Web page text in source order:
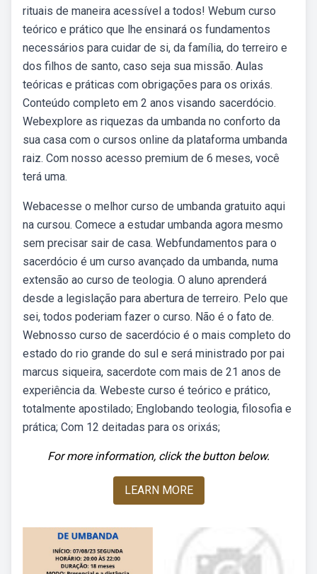
rituais de maneira acessível a todos! Webum curso
teórico e prático que lhe ensinará os fundamentos
necessários para cuidar de si, da família, do terreiro e
dos filhos de santo, caso seja sua missão. Aulas
teóricas e práticas com obrigações para os orixás.
Conteúdo completo em 2 anos visando sacerdócio.
Webexplore as riquezas da umbanda no conforto da
sua casa com o cursos online da plataforma umbanda
raiz. Com nosso acesso premium de 6 meses, você
terá uma.
Webacesse o melhor curso de umbanda gratuito aqui
na cursou. Comece a estudar umbanda agora mesmo
sem precisar sair de casa. Webfundamentos para o
sacerdócio é um curso avançado da umbanda, numa
extensão ao curso de teologia. O aluno aprenderá
desde a legislação para abertura de terreiro. Pelo que
sei, todos poderiam fazer o curso. Não é o fato de.
Webnosso curso de sacerdócio é o mais completo do
estado do rio grande do sul e será ministrado por pai
marcus siqueira, sacerdote com mais de 21 anos de
experiência da. Webeste curso é teórico e prático,
totalmente apostilado; Englobando teologia, filosofia e
prática; Com 12 deitadas para os orixás;
For more information, click the button below.
LEARN MORE